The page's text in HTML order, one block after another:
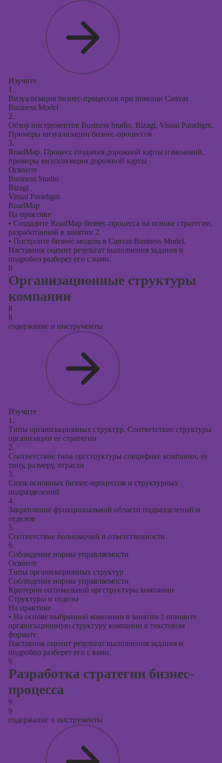
Изучите
1.
Визуализация бизнес-процессов при помощи Canvas
Business Model
2.
Обзор инструментов Business Studio, Bizagi, Visual Paradigm.
Примеры визуализации бизнес-процессов
3.
RoadMap. Процесс создания дорожной карты изменений,
примеры визуализации дорожной карты
Освоите
Business Studio
Bizagi
Visual Paradigm
RoadMap
На практике
• Создадите RoadMap бизнес-процесса на основе стратегии,
разработанной в занятии 2.
• Построите бизнес-модель в Canvas Business Model.
Наставник оценит результат выполнения задания и
подробно разберет его с вами.
8
Организационные структуры
компании
8
8
содержание и инструменты
Изучите
1.
Типы организационных структур. Соответствие структуры
организации ее стратегии
2.
Соответствие типа оргструктуры специфике компании, ее
типу, размеру, отрасли
3.
Связь основных бизнес-процессов и структурных
подразделений
4.
Закрепление функциональной области подразделений и
отделов
5.
Соответствие полномочий и ответственности
6.
Соблюдение нормы управляемости
Освоите
Типы организационных структур
Соблюдение нормы управляемости
Критерии оптимальной оргструктуры компании
Структуры и отделы
На практике
• На основе выбранной компании в занятии 1 опишите
организационную структуру компании в текстовом
формате.
Наставник оценит результат выполнения задания и
подробно разберет его с вами.
9
Разработка стратегии бизнес-
процесса
9
9
содержание и инструменты